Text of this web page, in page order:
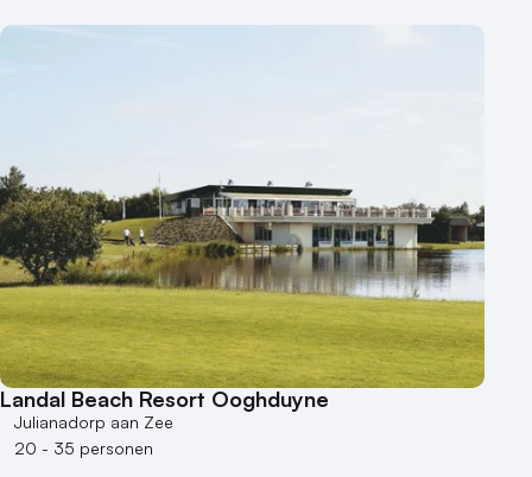
100 - 250 personen
250 - 500 personen
500+ personen
Bijzondere locaties
Buitenlocatie
Duurzame locatie
Groene locatie
Heisessie
Hotel
Landal Beach Resort Ooghduyne
Julianadorp aan Zee
20 - 35 personen